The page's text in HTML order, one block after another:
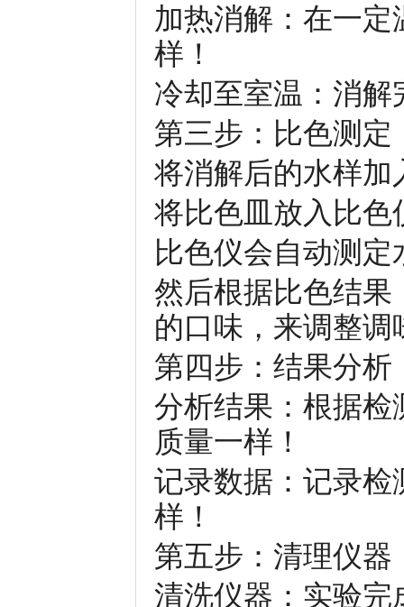
加热消解：在一
样！
冷却至室温：消
第三步：比色测定
将消解后的水样加
将比色皿放入比色
比色仪会自动测
然后根据比色结果
的口味，来调整调
第四步：结果分析
分析结果：根据检
质量一样！
记录数据：记录检
样！
第五步：清理仪器
清洗仪器：实验完